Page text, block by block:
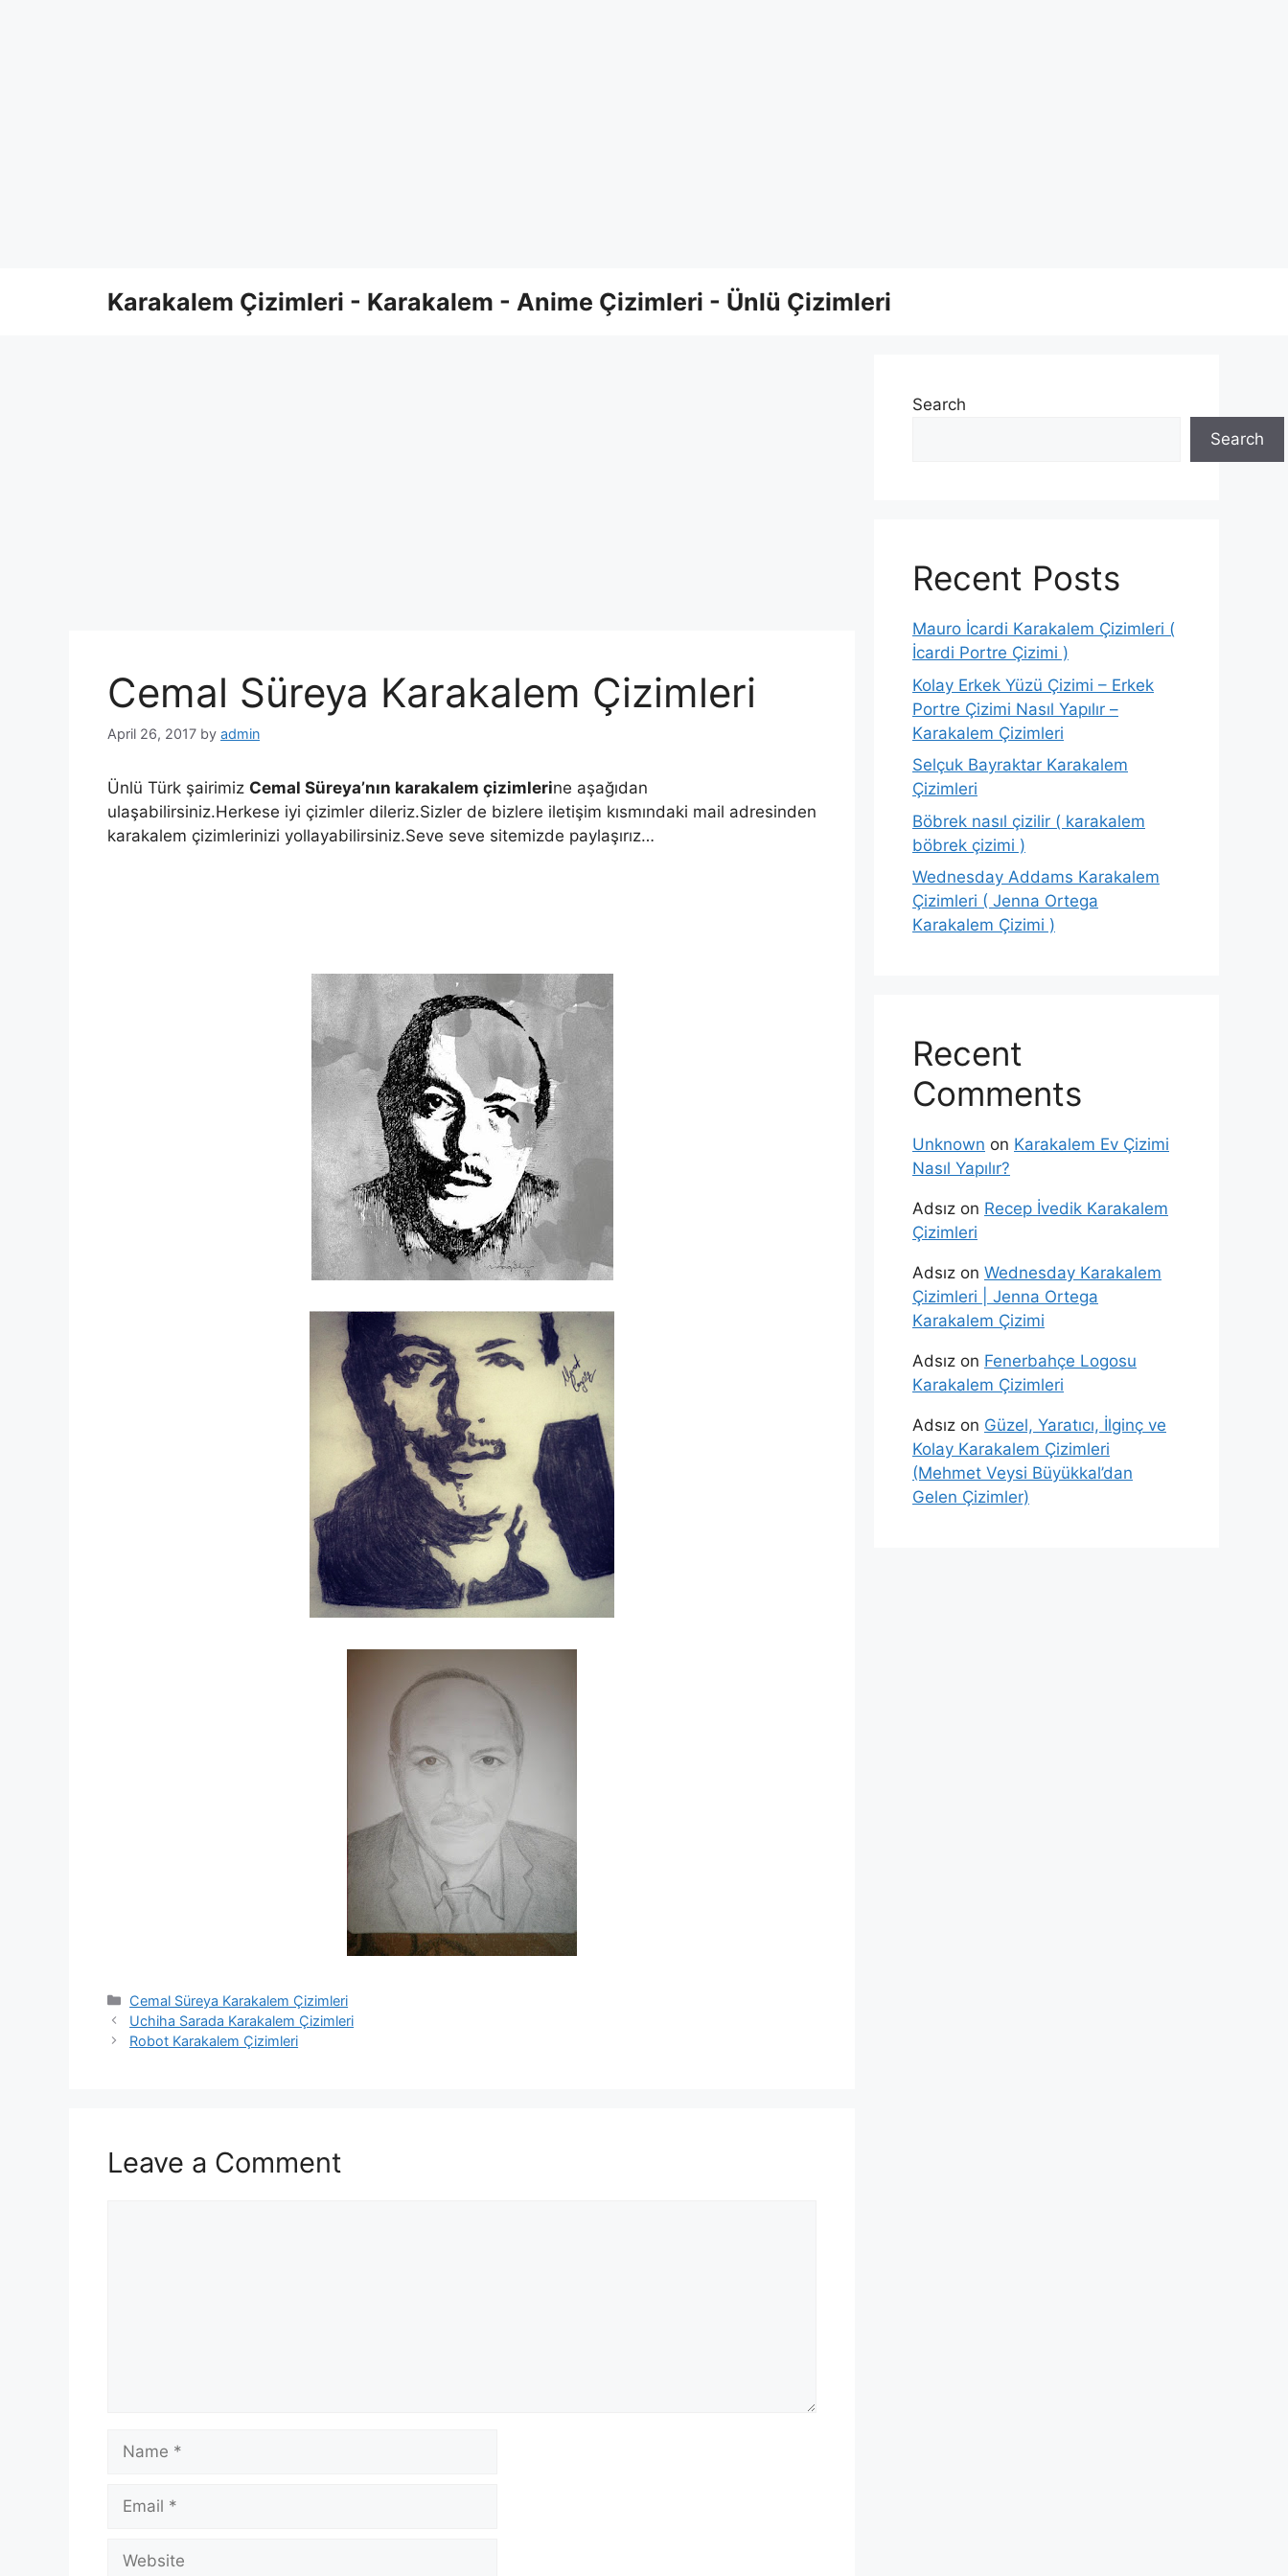
Karakalem Çizimleri - Karakalem - Anime Çizimleri - Ünlü Çizimleri
Cemal Süreya Karakalem Çizimleri
April 26, 2017 by admin
Ünlü Türk şairimiz Cemal Süreya’nın karakalem çizimlerine aşağıdan
ulaşabilirsiniz.Herkese iyi çizimler dileriz.Sizler de bizlere iletişim kısmındaki mail adresinden
karakalem çizimlerinizi yollayabilirsiniz.Seve seve sitemizde paylaşırız…
Categories
Cemal Süreya Karakalem Çizimleri
Uchiha Sarada Karakalem Çizimleri
Robot Karakalem Çizimleri
Leave a Comment
Search
Search
Recent Posts
Mauro İcardi Karakalem Çizimleri (
İcardi Portre Çizimi )
Kolay Erkek Yüzü Çizimi – Erkek
Portre Çizimi Nasıl Yapılır –
Karakalem Çizimleri
Selçuk Bayraktar Karakalem
Çizimleri
Böbrek nasıl çizilir ( karakalem
böbrek çizimi )
Wednesday Addams Karakalem
Çizimleri ( Jenna Ortega
Karakalem Çizimi )
Recent
Comments
Unknown on Karakalem Ev Çizimi
Nasıl Yapılır?
Adsız on Recep İvedik Karakalem
Çizimleri
Adsız on Wednesday Karakalem
Çizimleri | Jenna Ortega
Karakalem Çizimi
Adsız on Fenerbahçe Logosu
Karakalem Çizimleri
Adsız on Güzel, Yaratıcı, İlginç ve
Kolay Karakalem Çizimleri
(Mehmet Veysi Büyükkal’dan
Gelen Çizimler)